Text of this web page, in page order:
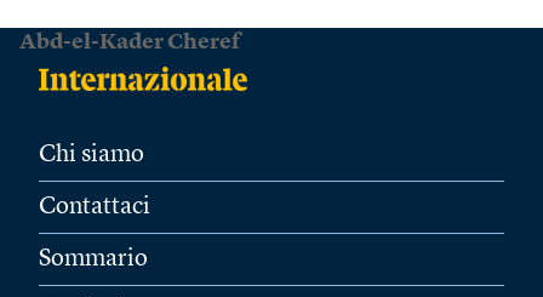
Abd-el-Kader Cheref
Chi siamo
Contattaci
Sommario